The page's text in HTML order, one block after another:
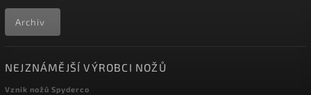
Archiv
NEJZNÁMĚJŠÍ VÝROBCI NOŽŮ
Vznik nožů Spyderco